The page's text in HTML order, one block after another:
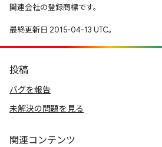
関連会社の登録商標です。
最終更新日 2015-04-13 UTC。
投稿
バグを報告
未解決の問題を見る
関連コンテンツ